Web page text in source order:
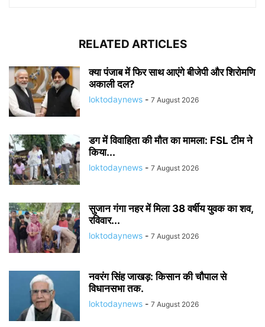
RELATED ARTICLES
क्या पंजाब में फिर साथ आएंगे बीजेपी और शिरोमणि
अकाली दल?
loktodaynews - 7 August 2026
डग में विवाहिता की मौत का मामला: FSL टीम ने
किया...
loktodaynews - 7 August 2026
सुजान गंगा नहर में मिला 38 वर्षीय युवक का शव,
रविवार...
loktodaynews - 7 August 2026
नवरंग सिंह जाखड़: किसान की चौपाल से
विधानसभा तक.
loktodaynews - 7 August 2026